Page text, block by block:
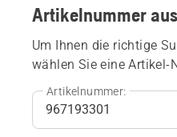
Artikelnummer
Um Ihnen die richtige
wählen Sie eine Artikel-
Artikelnummer: